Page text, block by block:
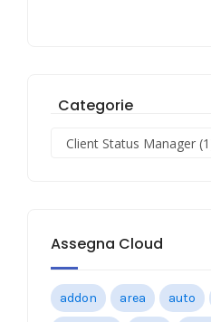
Categorie
Assegna Cloud
addon area auto